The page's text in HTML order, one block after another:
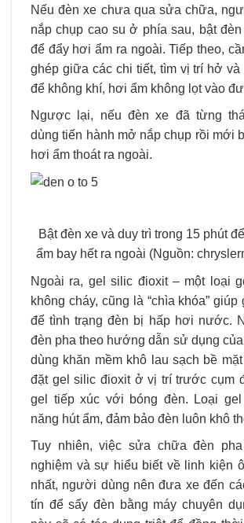
Nếu đèn xe chưa qua sửa chữa,
nắp chụp cao su ở phía sau, bật
để đẩy hơi ẩm ra ngoài. Tiếp theo,
ghép giữa các chi tiết, tìm vị trí hở và
để không khí, hơi ẩm không lọt vào
Ngược lại, nếu đèn xe đã từng
dùng tiến hành mở nắp chụp rồi mới
hơi ẩm thoát ra ngoài.
Bật đèn xe và duy trì trong 15 phút
ẩm bay hết ra ngoài (Nguồn:
Ngoài ra, gel silic đioxit – một loại
không cháy, cũng là “chìa khóa” giúp
để tình trạng đèn bị hấp hơi nước.
đèn pha theo hướng dẫn sử dụng
dùng khăn mềm khô lau sạch bề
đặt gel silic đioxit ở vị trí trước cụm
gel tiếp xúc với bóng đèn. Loại
năng hút ẩm, đảm bảo đèn luôn khô
Tuy nhiên, việc sửa chữa đèn
nghiệm và sự hiểu biết về linh kiện
nhất, người dùng nên đưa xe đến
tín để sấy đèn bằng máy chuyên